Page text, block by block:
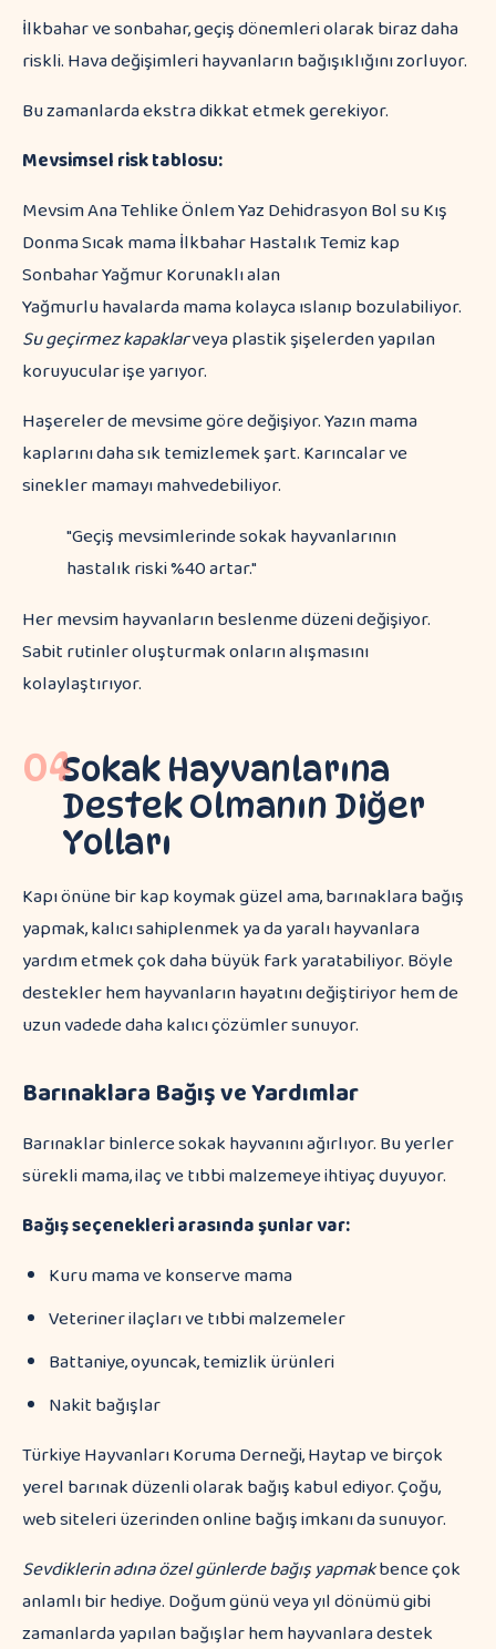
İlkbahar ve sonbahar, geçiş dönemleri olarak biraz daha
riskli. Hava değişimleri hayvanların bağışıklığını zorluyor.
Bu zamanlarda ekstra dikkat etmek gerekiyor.
Mevsimsel risk tablosu:
Mevsim Ana Tehlike Önlem Yaz Dehidrasyon Bol su Kış
Donma Sıcak mama İlkbahar Hastalık Temiz kap
Sonbahar Yağmur Korunaklı alan
Yağmurlu havalarda mama kolayca ıslanıp bozulabiliyor.
Su geçirmez kapaklarveya plastik şişelerden yapılan
koruyucular işe yarıyor.
Haşereler de mevsime göre değişiyor. Yazın mama
kaplarını daha sık temizlemek şart. Karıncalar ve
sinekler mamayı mahvedebiliyor.
"Geçiş mevsimlerinde sokak hayvanlarının
hastalık riski %40 artar."
Her mevsim hayvanların beslenme düzeni değişiyor.
Sabit rutinler oluşturmak onların alışmasını
kolaylaştırıyor.
04Sokak Hayvanlarına
Destek Olmanın Diğer
Yolları
Kapı önüne bir kap koymak güzel ama, barınaklara bağış
yapmak, kalıcı sahiplenmek ya da yaralı hayvanlara
yardım etmek çok daha büyük fark yaratabiliyor. Böyle
destekler hem hayvanların hayatını değiştiriyor hem de
uzun vadede daha kalıcı çözümler sunuyor.
Barınaklara Bağış ve Yardımlar
Barınaklar binlerce sokak hayvanını ağırlıyor. Bu yerler
sürekli mama, ilaç ve tıbbi malzemeye ihtiyaç duyuyor.
Bağış seçenekleri arasında şunlar var:
Kuru mama ve konserve mama
Veteriner ilaçları ve tıbbi malzemeler
Battaniye, oyuncak, temizlik ürünleri
Nakit bağışlar
Türkiye Hayvanları Koruma Derneği, Haytap ve birçok
yerel barınak düzenli olarak bağış kabul ediyor. Çoğu,
web siteleri üzerinden online bağış imkanı da sunuyor.
Sevdiklerin adına özel günlerde bağış yapmakbence çok
anlamlı bir hediye. Doğum günü veya yıl dönümü gibi
zamanlarda yapılan bağışlar hem hayvanlara destek